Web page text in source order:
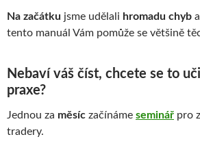
Na začátku jsme udělali hromadu chyb
tento manuál Vám pomůže se většině
Nebaví váš číst, chcete se to
praxe?
Jednou za měsíc začínáme seminář pro
tradery.